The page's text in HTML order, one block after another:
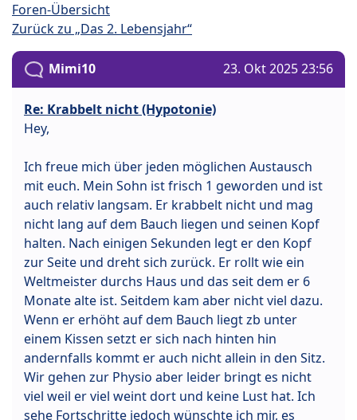
Foren-Übersicht
Zurück zu „Das 2. Lebensjahr“
Mimi10 23. Okt 2025 23:56
Re: Krabbelt nicht (Hypotonie)
Hey,
Ich freue mich über jeden möglichen Austausch
mit euch. Mein Sohn ist frisch 1 geworden und ist
auch relativ langsam. Er krabbelt nicht und mag
nicht lang auf dem Bauch liegen und seinen Kopf
halten. Nach einigen Sekunden legt er den Kopf
zur Seite und dreht sich zurück. Er rollt wie ein
Weltmeister durchs Haus und das seit dem er 6
Monate alte ist. Seitdem kam aber nicht viel dazu.
Wenn er erhöht auf dem Bauch liegt zb unter
einem Kissen setzt er sich nach hinten hin
andernfalls kommt er auch nicht allein in den Sitz.
Wir gehen zur Physio aber leider bringt es nicht
viel weil er viel weint dort und keine Lust hat. Ich
sehe Fortschritte jedoch wünschte ich mir, es